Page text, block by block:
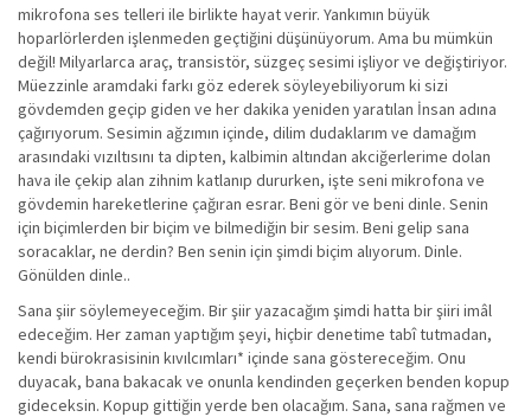
mikrofona ses telleri ile birlikte hayat verir. Yankımın büyük
hoparlörlerden işlenmeden geçtiğini düşünüyorum. Ama bu mümkün
değil! Milyarlarca araç, transistör, süzgeç sesimi işliyor ve değiştiriyor.
Müezzinle aramdaki farkı göz ederek söyleyebiliyorum ki sizi
gövdemden geçip giden ve her dakika yeniden yaratılan İnsan adına
çağırıyorum. Sesimin ağzımın içinde, dilim dudaklarım ve damağım
arasındaki vızıltısını ta dipten, kalbimin altından akciğerlerime dolan
hava ile çekip alan zihnim katlanıp dururken, işte seni mikrofona ve
gövdemin hareketlerine çağıran esrar. Beni gör ve beni dinle. Senin
için biçimlerden bir biçim ve bilmediğin bir sesim. Beni gelip sana
soracaklar, ne derdin? Ben senin için şimdi biçim alıyorum. Dinle.
Gönülden dinle..
Sana şiir söylemeyeceğim. Bir şiir yazacağım şimdi hatta bir şiiri imâl
edeceğim. Her zaman yaptığım şeyi, hiçbir denetime tabî tutmadan,
kendi bürokrasisinin kıvılcımları* içinde sana göstereceğim. Onu
duyacak, bana bakacak ve onunla kendinden geçerken benden kopup
gideceksin. Kopup gittiğin yerde ben olacağım. Sana, sana rağmen ve